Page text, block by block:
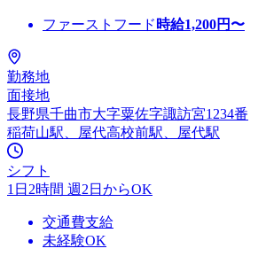
ファーストフード 時給1,200円〜
勤務地
面接地
長野県千曲市大字粟佐字諏訪宮1234番
稲荷山駅、屋代高校前駅、屋代駅
シフト
1日2時間 週2日からOK
交通費支給
未経験OK